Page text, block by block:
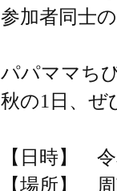
参加者同士
パパママち
秋の1日、ぜ
【日時】
【場所】